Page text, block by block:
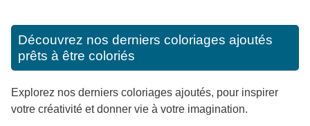
Découvrez nos derniers coloriages ajoutés
prêts à être coloriés
Explorez nos derniers coloriages ajoutés, pour inspirer
votre créativité et donner vie à votre imagination.